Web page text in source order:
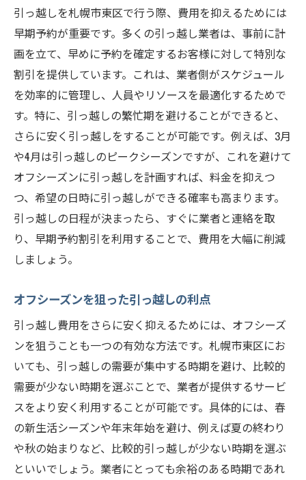
引っ越しを札幌市東区で行う際、費用を抑えるためには
早期予約が重要です。多くの引っ越し業者は、事前に計
画を立て、早めに予約を確定するお客様に対して特別な
割引を提供しています。これは、業者側がスケジュール
を効率的に管理し、人員やリソースを最適化するためで
す。特に、引っ越しの繁忙期を避けることができると、
さらに安く引っ越しをすることが可能です。例えば、3月
や4月は引っ越しのピークシーズンですが、これを避けて
オフシーズンに引っ越しを計画すれば、料金を抑えつ
つ、希望の日時に引っ越しができる確率も高まります。
引っ越しの日程が決まったら、すぐに業者と連絡を取
り、早期予約割引を利用することで、費用を大幅に削減
しましょう。
オフシーズンを狙った引っ越しの利点
引っ越し費用をさらに安く抑えるためには、オフシーズ
ンを狙うことも一つの有効な方法です。札幌市東区にお
いても、引っ越しの需要が集中する時期を避け、比較的
需要が少ない時期を選ぶことで、業者が提供するサービ
スをより安く利用することが可能です。具体的には、春
の新生活シーズンや年末年始を避け、例えば夏の終わり
や秋の始まりなど、比較的引っ越しが少ない時期を選ぶ
といいでしょう。業者にとっても余裕のある時期であれ